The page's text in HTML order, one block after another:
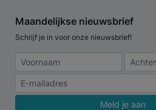
Maandelijkse nieuwsbrief
Schrijf je in voor onze nieuwsbrief!
Meld je aan